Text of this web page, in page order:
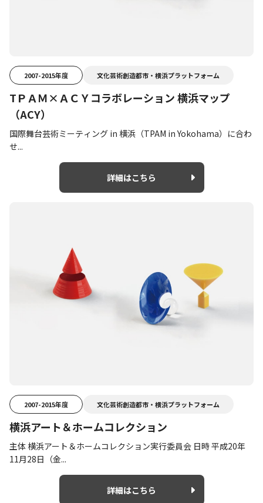
2007-2015年度 文化芸術創造都市・横浜プラットフォーム
TＰＡＭ×ＡＣＹコラボレーション 横浜マップ
（ACY）
国際舞台芸術ミーティング in 横浜（TPAM in Yokohama）に合わ
せ...
詳細はこちら
2007-2015年度 文化芸術創造都市・横浜プラットフォーム
横浜アート＆ホームコレクション
主体 横浜アート＆ホームコレクション実行委員会 日時 平成20年
11月28日（金...
詳細はこちら